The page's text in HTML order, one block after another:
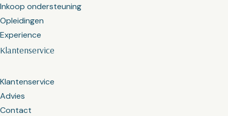
Klantenservice
Klantenservice
Advies
Contact
Inkoop ondersteuning
Opleidingen
Experience